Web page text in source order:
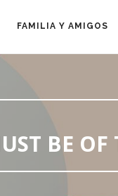
FAMILIA Y AMIGOS
BE